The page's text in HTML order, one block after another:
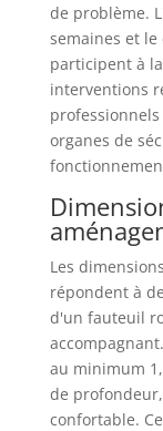
de problème.
semaines et
participent à
interventions
organes de
Les
répondent à
d'un fauteuil
au minimum
de
confortable.